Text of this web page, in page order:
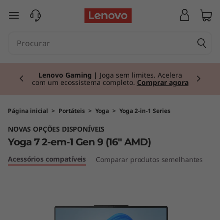
Y
2
e
saltar para o conteúdo principal
Lenovo Gaming | Joga sem limites. Acelera
com um ecossistema completo. Comprar agora
Página inicial > Portáteis > Yoga > Yoga 2-in-1 Series
NOVAS OPÇÕES DISPONÍVEIS
Yoga 7 2-em-1 Gen 9 (16" AMD)
Acessórios compatíveis Comparar produtos semelhantes